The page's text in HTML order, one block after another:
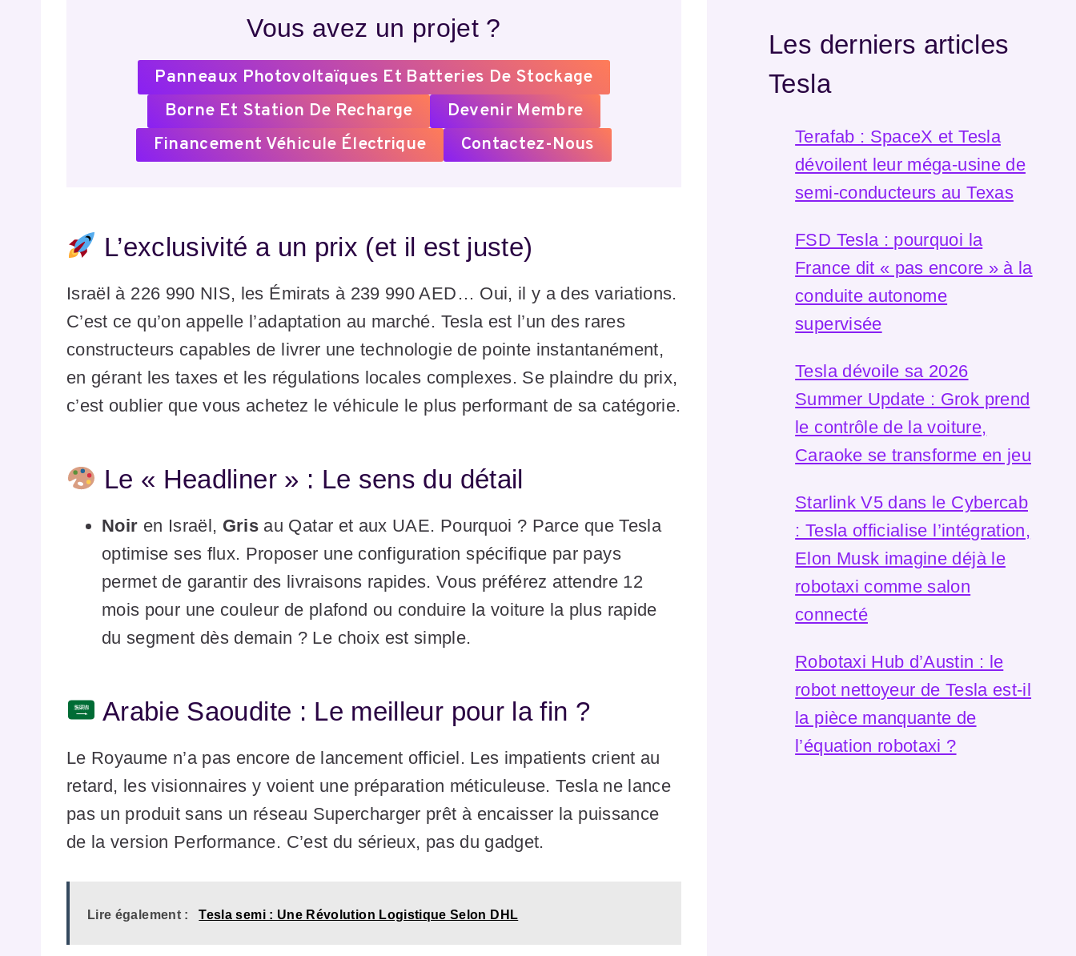
Vous avez un projet ?
Panneaux Photovoltaïques Et Batteries De Stockage
Borne Et Station De Recharge
Devenir Membre
Financement Véhicule Électrique
Contactez-Nous
L’exclusivité a un prix (et il est juste)
Israël à 226 990 NIS, les Émirats à 239 990 AED… Oui, il y a des variations.
C’est ce qu’on appelle l’adaptation au marché. Tesla est l’un des rares
constructeurs capables de livrer une technologie de pointe instantanément,
en gérant les taxes et les régulations locales complexes. Se plaindre du prix,
c’est oublier que vous achetez le véhicule le plus performant de sa catégorie.
Le « Headliner » : Le sens du détail
Noir en Israël, Gris au Qatar et aux UAE. Pourquoi ? Parce que Tesla
optimise ses flux. Proposer une configuration spécifique par pays
permet de garantir des livraisons rapides. Vous préférez attendre 12
mois pour une couleur de plafond ou conduire la voiture la plus rapide
du segment dès demain ? Le choix est simple.
Arabie Saoudite : Le meilleur pour la fin ?
Le Royaume n’a pas encore de lancement officiel. Les impatients crient au
retard, les visionnaires y voient une préparation méticuleuse. Tesla ne lance
pas un produit sans un réseau Supercharger prêt à encaisser la puissance
de la version Performance. C’est du sérieux, pas du gadget.
Lire également : Tesla semi : Une Révolution Logistique Selon DHL
Les derniers articles
Tesla
Terafab : SpaceX et Tesla
dévoilent leur méga-usine de
semi-conducteurs au Texas
FSD Tesla : pourquoi la
France dit « pas encore » à la
conduite autonome
supervisée
Tesla dévoile sa 2026
Summer Update : Grok prend
le contrôle de la voiture,
Caraoke se transforme en jeu
Starlink V5 dans le Cybercab
: Tesla officialise l’intégration,
Elon Musk imagine déjà le
robotaxi comme salon
connecté
Robotaxi Hub d’Austin : le
robot nettoyeur de Tesla est-il
la pièce manquante de
l’équation robotaxi ?